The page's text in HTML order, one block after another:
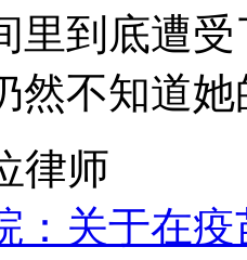
里到底遭
然不知道
律师
：关于在